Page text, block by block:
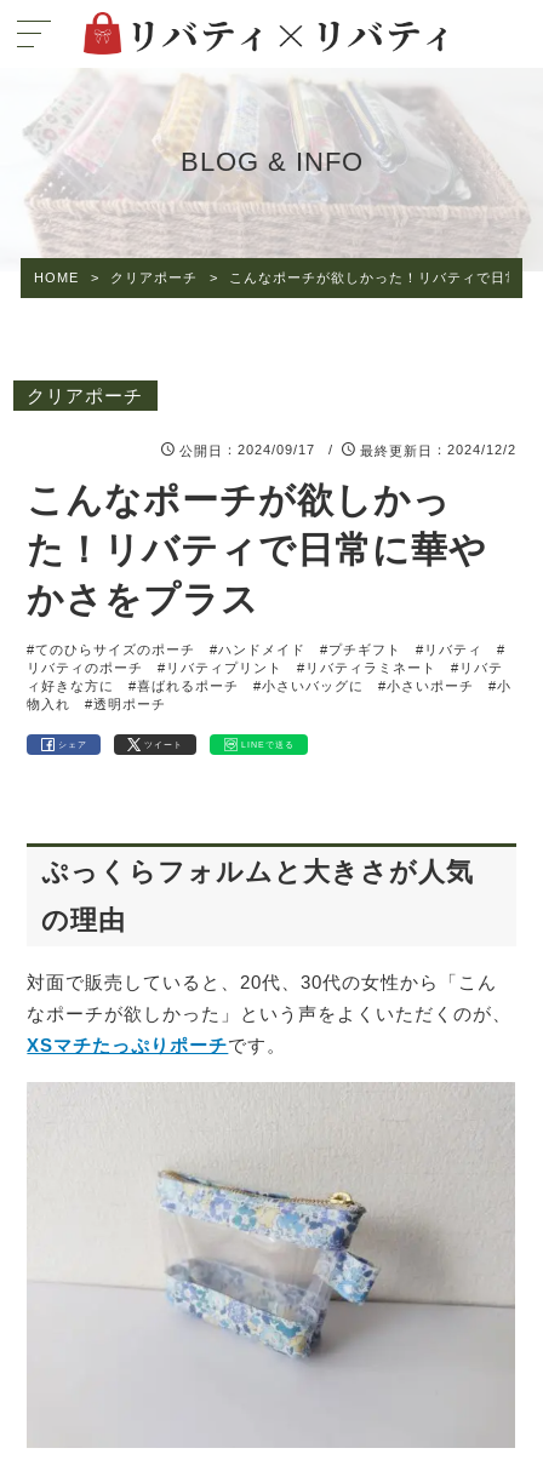
BLOG & INFO
HOME > クリアポーチ > こんなポーチが欲しかった！リバティで日常に
クリアポーチ
公開日 ：2024/09/17 / 最終更新日 ：2024/12/2
こんなポーチが欲しかっ
た！リバティで日常に華や
かさをプラス
#てのひらサイズのポーチ #ハンドメイド #プチギフト #リバティ
#
リバティのポーチ
#リバティプリント #リバティラミネート
#リバテ
ィ好きな方に
#喜ばれるポーチ #小さいバッグに #小さいポーチ
#小
物入れ
#透明ポーチ
シェア ツイート LINEで送る
ぷっくらフォルムと大きさが人気
の理由
対面で販売していると、20代、30代の女性から「こん
なポーチが欲しかった」という声をよくいただくのが、
XSマチたっぷりポーチです。